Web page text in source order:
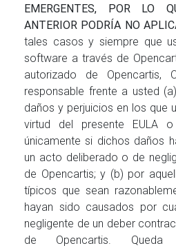
EMERGENTES, POR LO
ANTERIOR PODRÍA NO
tales casos y siempre que
software a través de
autorizado de Opencartis,
responsable frente a usted
daños y perjuicios en los que
virtud del presente EULA
únicamente si dichos daños
un acto deliberado o de
de Opencartis; y (b) por
típicos que sean
hayan sido causados por
negligente de un deber
de Opencartis. Queda